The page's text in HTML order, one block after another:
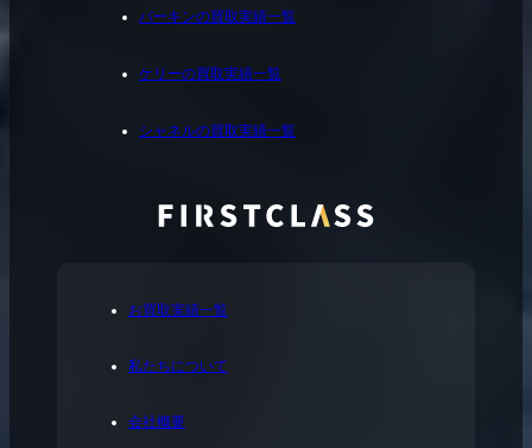
お買取実績一覧
私たちについて
会社概要
バーキンの買取実績一覧
ケリーの買取実績一覧
シャネルの買取実績一覧